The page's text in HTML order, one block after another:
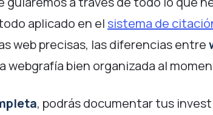
aplicado en elsistema de
web precisas, las diferencias entre
webgrafía bien organizada al
, podrás documentar tus